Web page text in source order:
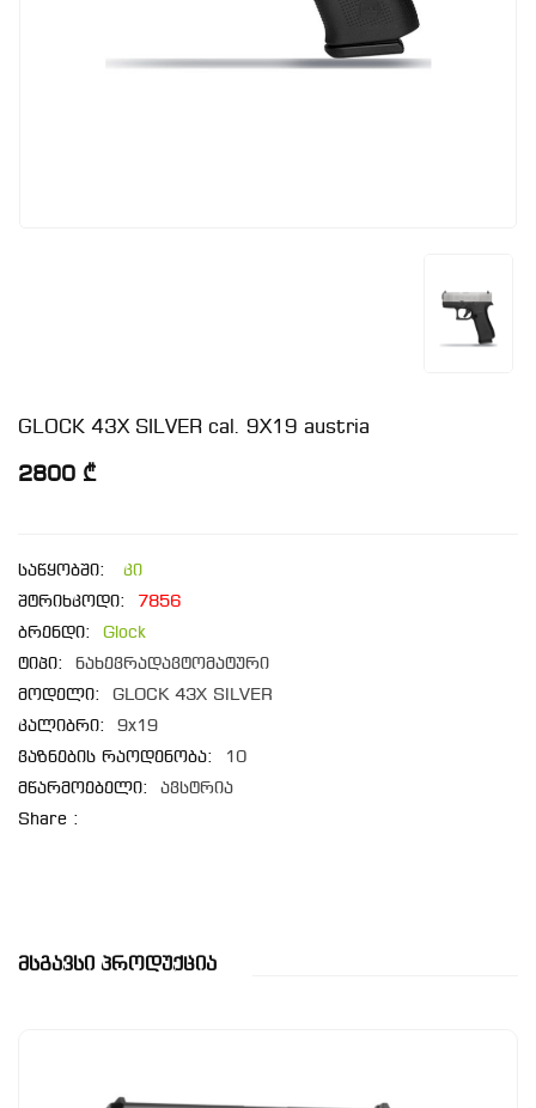
GLOCK 43X SILVER cal. 9X19 austria
2800 ₾
საწყობში:
კი
შტრიხკოდი:
7856
ბრენდი:
Glock
ტიპი:
ნახევრადავტომატური
მოდელი:
GLOCK 43X SILVER
კალიბრი:
9x19
ვაზნების რაოდენობა:
10
მწარმოებელი:
ავსტრია
Share :
Მსგავსი Პროდუქცია